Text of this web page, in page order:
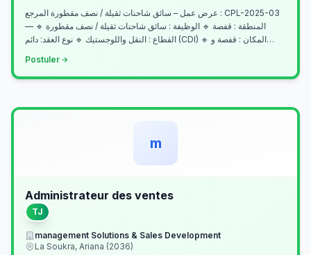
عرض عمل – سائق شاحنات ثقيلة / نصف مقطورة المرجع : CPL-2025-03
— المنطقة : قفصة 🔹 الوظيفة : سائق شاحنات ثقيلة / نصف مقطورة 🔹
القطاع : النقل واللوجستيك 🔹 نوع العقد: دائم (CDI) 🔹 المكان : قفصة و…
Postuler
m
Administrateur des ventes
TJ
management Solutions & Sales Development
La Soukra, Ariana (2036)